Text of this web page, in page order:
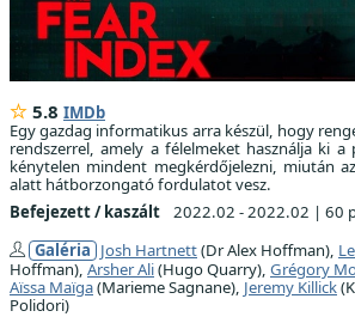
5.8 IMDb
Egy gazdag informatikus arra készül, hogy
rendszerrel, amely a félelmeket használja ki a
kénytelen mindent megkérdőjelezni, miután
alatt hátborzongató fordulatot vesz.
Befejezett / kaszált
2022.02 - 2022.02 | 60
Galéria Josh Hartnett(Dr Alex Hoffman),
Hoffman), Arsher Ali(Hugo Quarry), Grégory
Aïssa Maïga(Marieme Sagnane), Jeremy Killick
Polidori)